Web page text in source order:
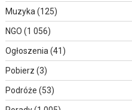
Muzyka (125)
NGO (1 056)
Ogłoszenia (41)
Pobierz (3)
Podróże (53)